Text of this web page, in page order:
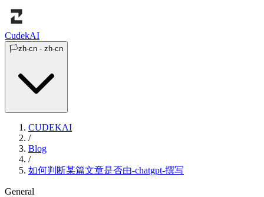
CudekAI
🏳️zh-cn - zh-cn
CUDEKAI
/
Blog
/
如何判断某篇文章是否由-chatgpt-撰写
General